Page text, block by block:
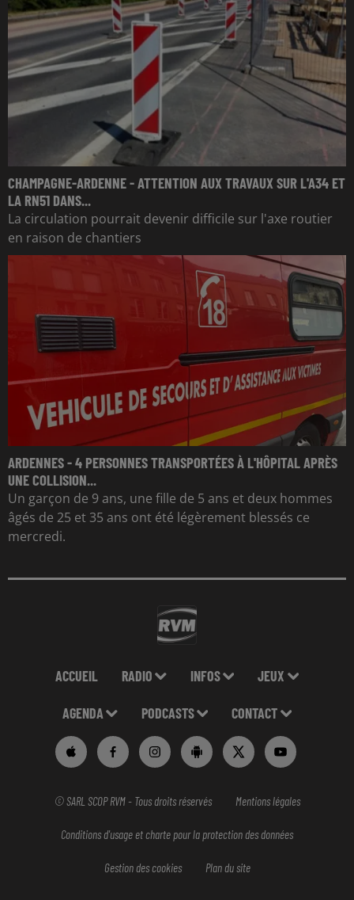
CHAMPAGNE-ARDENNE - ATTENTION AUX TRAVAUX SUR L'A34 ET
LA RN51 DANS...
La circulation pourrait devenir difficile sur l'axe routier
en raison de chantiers
ARDENNES - 4 PERSONNES TRANSPORTÉES À L'HÔPITAL APRÈS
UNE COLLISION...
Un garçon de 9 ans, une fille de 5 ans et deux hommes
âgés de 25 et 35 ans ont été légèrement blessés ce
mercredi.
ACCUEIL RADIO INFOS JEUX
AGENDA PODCASTS CONTACT
© SARL SCOP RVM - Tous droits réservés Mentions légales
Conditions d'usage et charte pour la protection des données
Gestion des cookies Plan du site